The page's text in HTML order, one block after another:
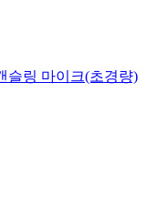
슬링 마이크(초경량)